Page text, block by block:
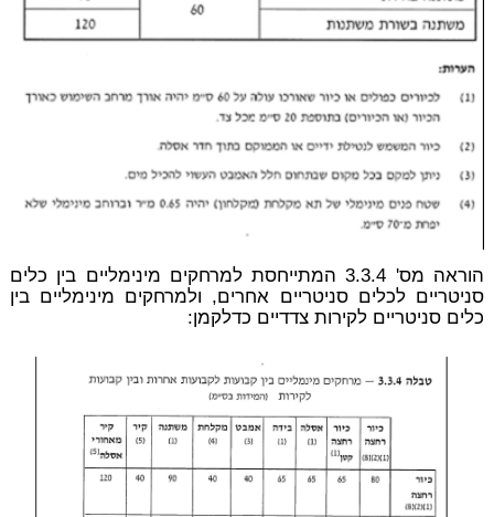
הוראה מס' 3.3.4 המתייחסת למרחקים מינימליים בין כלים
סניטריים לכלים סניטריים אחרים, ולמרחקים מינימליים בין
כלים סניטריים לקירות צדדיים כדלקמן: